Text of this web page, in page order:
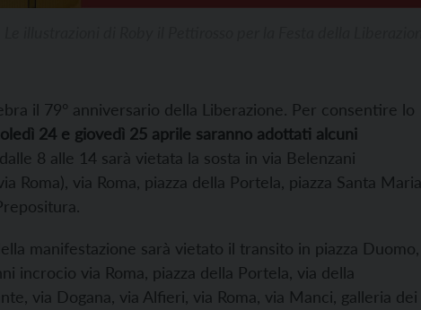
il 79° anniversario della Liberazione. Per consentire lo
24 e giovedì 25 aprile saranno adottati alcuni
8 alle 14 sarà vietata la sosta in via Belenzani
Roma), via Roma, piazza della Portela, piazza Santa Maria
manifestazione sarà vietato il transito in piazza Duomo,
incrocio via Roma, piazza della Portela, via della
via Dogana, via Alfieri, via Roma, via Manci, galleria dei